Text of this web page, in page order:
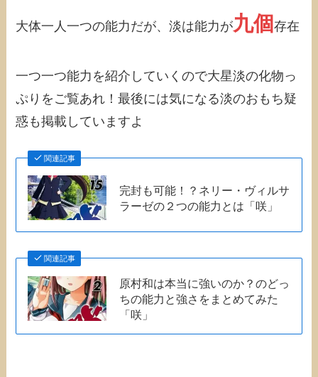
大体一人一つの能力だが、淡は能力が九個存在
一つ一つ能力を紹介していくので大星淡の化物っ
ぷりをご覧あれ！最後には気になる淡のおもち疑
惑も掲載していますよ
関連記事
完封も可能！？ネリー・ヴィルサ
ラーゼの２つの能力とは「咲」
関連記事
原村和は本当に強いのか？のどっ
ちの能力と強さをまとめてみた
「咲」